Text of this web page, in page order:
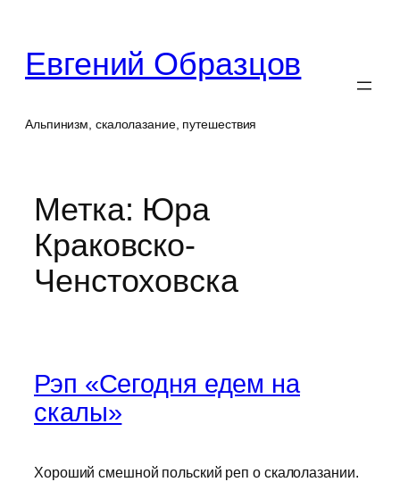
содержимому
Евгений Образцов
Альпинизм, скалолазание, путешествия
Метка: Юра
Краковско-
Ченстоховска
Рэп «Сегодня едем на
скалы»
Хороший смешной польский реп о скалолазании.